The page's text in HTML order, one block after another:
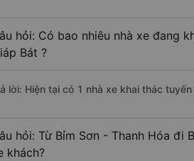
hỏi: Có bao nhiêu nhà xe đang
Bát ?
lời: Hiện tại có 1 nhà xe khai thác
hỏi: Từ Bỉm Sơn - Thanh Hóa đi
khách?